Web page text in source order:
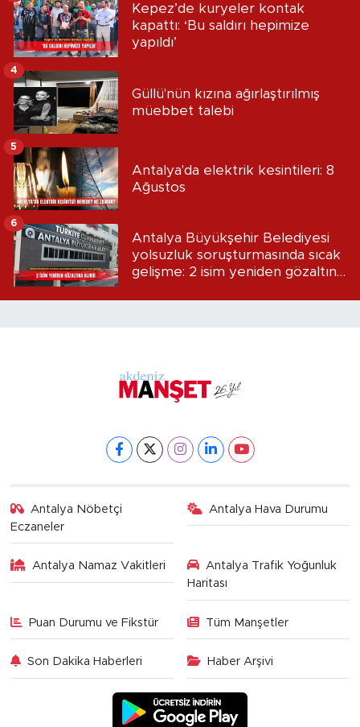
Kepez’de kuryeler kontak
kapattı: ‘Bu saldırı hepimize
yapıldı’
Güllü'nün kızına ağırlaştırılmış
müebbet talebi
4
Antalya'da elektrik kesintileri: 8
Ağustos
5
Antalya Büyükşehir Belediyesi
yolsuzluk soruşturmasında sıcak
gelişme: 2 isim yeniden gözaltına
6
Antalya Nöbetçi
Eczaneler
Antalya Hava Durumu
Antalya Namaz Vakitleri
Antalya Trafik Yoğunluk
Haritası
Puan Durumu ve Fikstür Tüm Manşetler
Son Dakika Haberleri Haber Arşivi